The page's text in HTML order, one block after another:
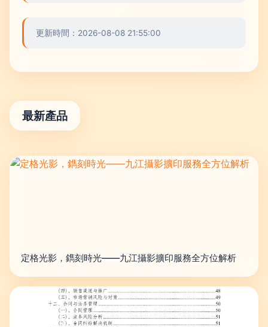
更新時間：2026-08-08 21:55:00
最新產品
定格光影，鐫刻時光——九江攝影擴印服務全方位解析